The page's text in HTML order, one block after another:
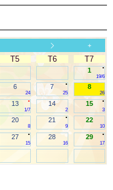
+
T5 T6 T7
.
1
19/6
6
24
.
7
25
8
26
.
13
1/7
14
2
.
15
3
20
8
.
21
9
22
10
.
27
15
28
16
.
29
17